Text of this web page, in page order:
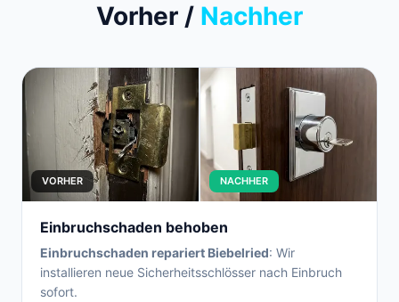
Vorher / Nachher
VORHER NACHHER
Einbruchschaden behoben
Einbruchschaden repariert Biebelried: Wir
installieren neue Sicherheitsschlösser nach Einbruch
sofort.